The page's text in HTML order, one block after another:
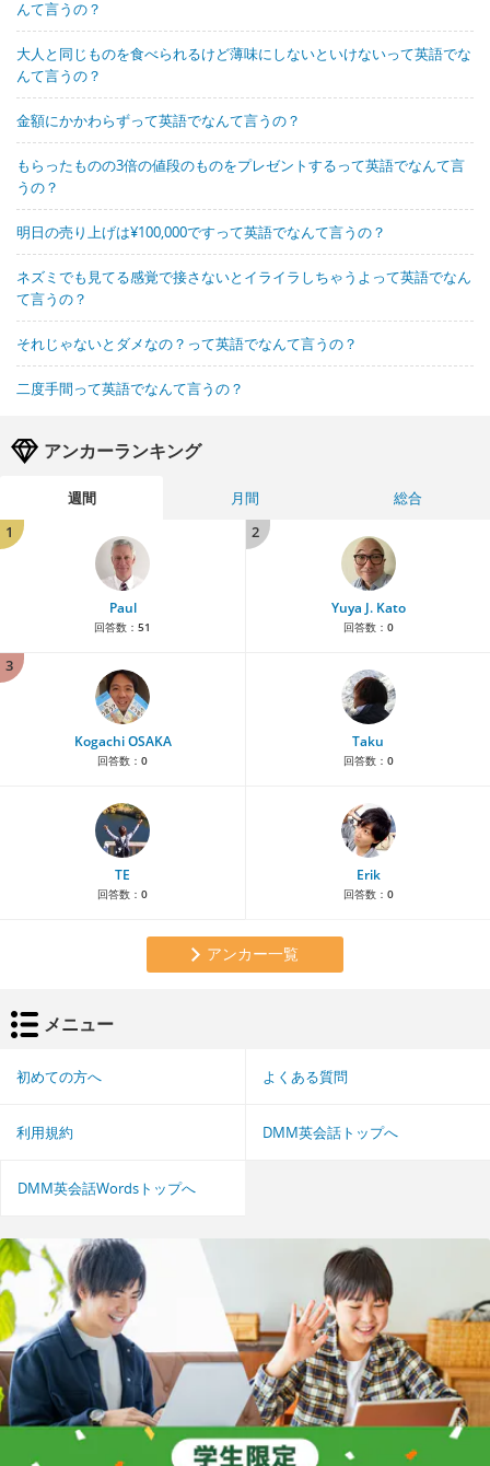
んて言うの？
大人と同じものを食べられるけど薄味にしないといけないって英語でな
んて言うの？
金額にかかわらずって英語でなんて言うの？
もらったものの3倍の値段のものをプレゼントするって英語でなんて言
うの？
明日の売り上げは¥100,000ですって英語でなんて言うの？
ネズミでも見てる感覚で接さないとイライラしちゃうよって英語でなん
て言うの？
それじゃないとダメなの？って英語でなんて言うの？
二度手間って英語でなんて言うの？
アンカーランキング
週間 月間
総合
1
Paul
回答数： 51
2
Yuya J. Kato
回答数： 0
3
Kogachi OSAKA
回答数： 0
Taku
回答数： 0
TE
回答数： 0
Erik
回答数： 0
アンカー一覧
メニュー
初めての方へ よくある質問
利用規約 DMM英会話トップへ
DMM英会話Wordsトップへ